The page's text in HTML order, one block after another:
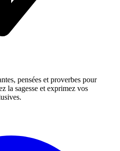
pensées et proverbes pour
la sagesse et exprimez vos